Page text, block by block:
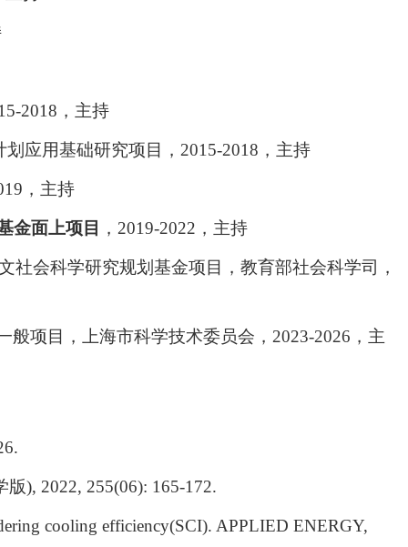
2018 ，主持
应用基础研究项目， 2015-2018 ，主持
，主持
金面上项目 ， 2019-2022 ，主持
社会科学研究规划基金项目，教育部社会科学司，
般项目，上海市科学技术委员会， 2023-2026 ，主
版), 2022, 255(06): 165-172.
cooling efficiency(SCI). APPLIED ENERGY,